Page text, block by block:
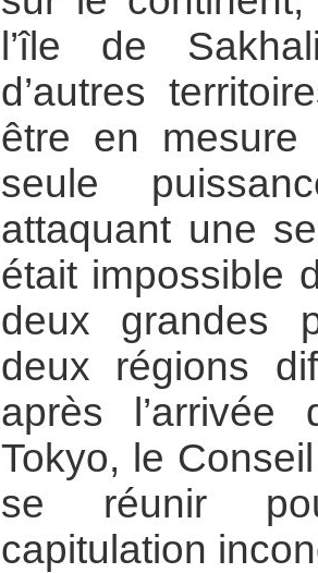
l’île de
d’autres
être en
seule
attaquant une
était impossible
deux grandes
deux régions
après
Tokyo, le
se réunir
capitulation